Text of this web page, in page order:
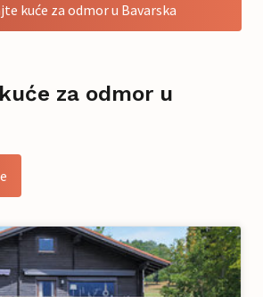
kuće za odmor u Bavarska
za odmor u